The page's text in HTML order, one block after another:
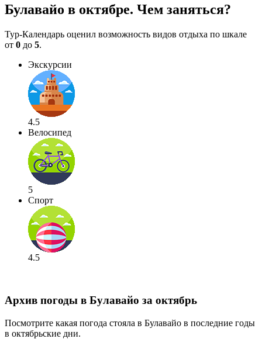
Булавайо в октябре. Чем заняться?
Тур-Календарь оценил возможность видов отдыха по шкале
от 0 до 5.
Экскурсии
4.5
Велосипед
5
Спорт
4.5
Архив погоды в Булавайо за октябрь
Посмотрите какая погода стояла в Булавайо в последние годы
в октябрьские дни.